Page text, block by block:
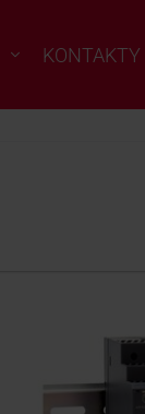
KONTAKTY